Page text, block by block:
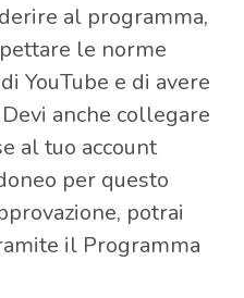
al programma,
le norme
YouTube e di avere
anche collegare
al tuo account
per questo
potrai
il Programma